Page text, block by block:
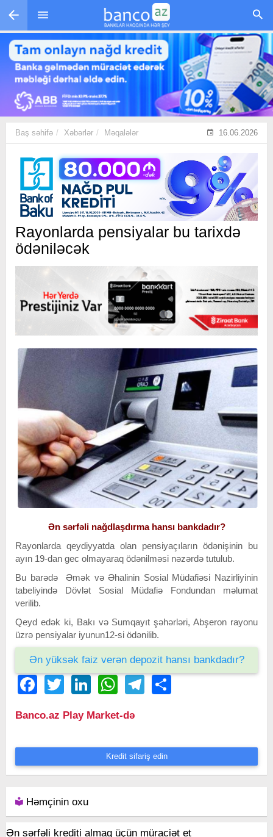
Skip to main content
Baş səhifə Xəbərlər Məqalələr 16.06.2026
Rayonlarda pensiyalar bu tarixdə
ödəniləcək
Ən sərfəli nağdlaşdırma hansı bankdadır?
Rayonlarda qeydiyyatda olan pensiyaçıların ödənişinin bu
ayın 19-dan gec olmayaraq ödənilməsi nəzərdə tutulub.
Bu barədə Əmək və Əhalinin Sosial Müdafiəsi Nazirliyinin
tabeliyində Dövlət Sosial Müdafiə Fondundan məlumat
verilib.
Qeyd edək ki, Bakı və Sumqayıt şəhərləri, Abşeron rayonu
üzrə pensiyalar iyunun12-si ödənilib.
Ən yüksək faiz verən depozit hansı bankdadır?
FacebookTwitter LinkedIn WhatsAppTelegram
Banco.az Play Market-də
Kredit sifariş edin
Həmçinin oxu
Ən sərfəli krediti almaq üçün müraciət et